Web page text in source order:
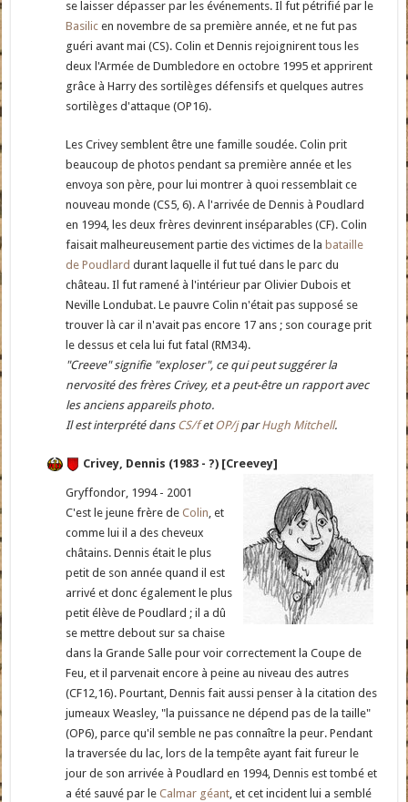
se laisser dépasser par les événements. Il fut pétrifié par le
Basilic en novembre de sa première année, et ne fut pas
guéri avant mai (CS). Colin et Dennis rejoignirent tous les
deux l'Armée de Dumbledore en octobre 1995 et apprirent
grâce à Harry des sortilèges défensifs et quelques autres
sortilèges d'attaque (OP16).
Les Crivey semblent être une famille soudée. Colin prit
beaucoup de photos pendant sa première année et les
envoya son père, pour lui montrer à quoi ressemblait ce
nouveau monde (CS5, 6). A l'arrivée de Dennis à Poudlard
en 1994, les deux frères devinrent inséparables (CF). Colin
faisait malheureusement partie des victimes de la bataille
de Poudlard durant laquelle il fut tué dans le parc du
château. Il fut ramené à l'intérieur par Olivier Dubois et
Neville Londubat. Le pauvre Colin n'était pas supposé se
trouver là car il n'avait pas encore 17 ans ; son courage prit
le dessus et cela lui fut fatal (RM34).
"Creeve" signifie "exploser", ce qui peut suggérer la
nervosité des frères Crivey, et a peut-être un rapport avec
les anciens appareils photo.
Il est interprété dans CS/fetOP/jparHugh Mitchell.
Crivey, Dennis (1983 - ?) [Creevey]
Gryffondor, 1994 - 2001
C'est le jeune frère deColin, et
comme lui il a des cheveux
châtains. Dennis était le plus
petit de son année quand il est
arrivé et donc également le plus
petit élève de Poudlard ; il a dû
se mettre debout sur sa chaise
dans la Grande Salle pour voir correctement la Coupe de
Feu, et il parvenait encore à peine au niveau des autres
(CF12,16). Pourtant, Dennis fait aussi penser à la citation des
jumeaux Weasley, "la puissance ne dépend pas de la taille"
(OP6), parce qu'il semble ne pas connaître la peur. Pendant
la traversée du lac, lors de la tempête ayant fait fureur le
jour de son arrivée à Poudlard en 1994, Dennis est tombé et
a été sauvé par leCalmar géant, et cet incident lui a semblé